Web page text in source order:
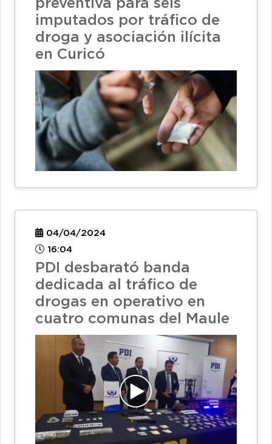
preventiva para seis
imputados por tráfico de
droga y asociación ilícita
en Curicó
04/04/2024
16:04
PDI desbarató banda
dedicada al tráfico de
drogas en operativo en
cuatro comunas del Maule